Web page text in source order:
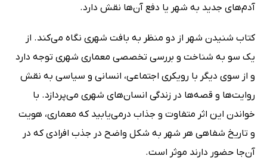
آدم‌های جدید به شهر یا دفع آن‌ها نقش دارد.
کتاب شنیدن شهر از دو منظر به بافت شهری نگاه می‌کند. از
یک سو به شناخت و بررسی تخصصی معماری شهری توجه دارد
و از سوی دیگر با رویکری اجتماعی، انسانی و سیاسی به نقش
روایت‌ها و قصه‌ها در زندگی انسان‌های شهری می‌پردازد. با
خواندن این اثر متفاوت و جذاب درمی‌یابید که معماری، هویت
و تاریخ شفاهی هر شهر به شکل واضح در جذب افرادی که در
آن‌جا حضور دارند موثر است.